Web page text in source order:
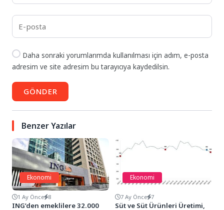
Daha sonraki yorumlarımda kullanılması için adım, e-posta
adresim ve site adresim bu tarayıcıya kaydedilsin.
GÖNDER
Benzer Yazılar
Ekonomi
1 Ay Önce 8
ING’den emeklilere 32.000
Ekonomi
7 Ay Önce 7
Süt ve Süt Ürünleri Üretimi,